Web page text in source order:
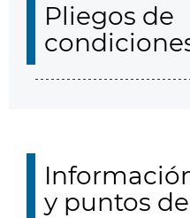
Pliegos de
y puntos